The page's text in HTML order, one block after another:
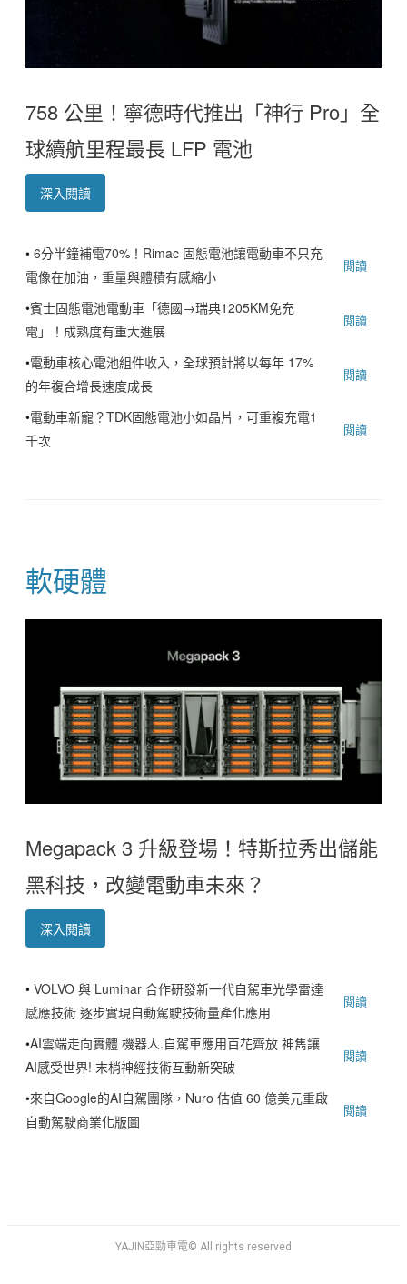
758 公里！寧德時代推出「神行 Pro」全
球續航里程最長 LFP 電池
深入閱讀
• 6分半鐘補電70%！Rimac 固態電池讓電動車不只充
電像在加油，重量與體積有感縮小
閱讀
•賓士固態電池電動車「德國→瑞典1205KM免充
電」！成熟度有重大進展
閱讀
•電動車核心電池組件收入，全球預計將以每年 17%
的年複合增長速度成長
閱讀
•電動車新寵？TDK固態電池小如晶片，可重複充電1
千次
閱讀
軟硬體
Megapack 3 升級登場！特斯拉秀出儲能
黑科技，改變電動車未來？
深入閱讀
• VOLVO 與 Luminar 合作研發新一代自駕車光學雷達
感應技術 逐步實現自動駕駛技術量產化應用
閱讀
•AI雲端走向實體 機器人.自駕車應用百花齊放 神雋讓
AI感受世界! 末梢神經技術互動新突破
閱讀
•來自Google的AI自駕團隊，Nuro 估值 60 億美元重啟
自動駕駛商業化版圖
閱讀
YAJIN亞勁車電© All rights reserved